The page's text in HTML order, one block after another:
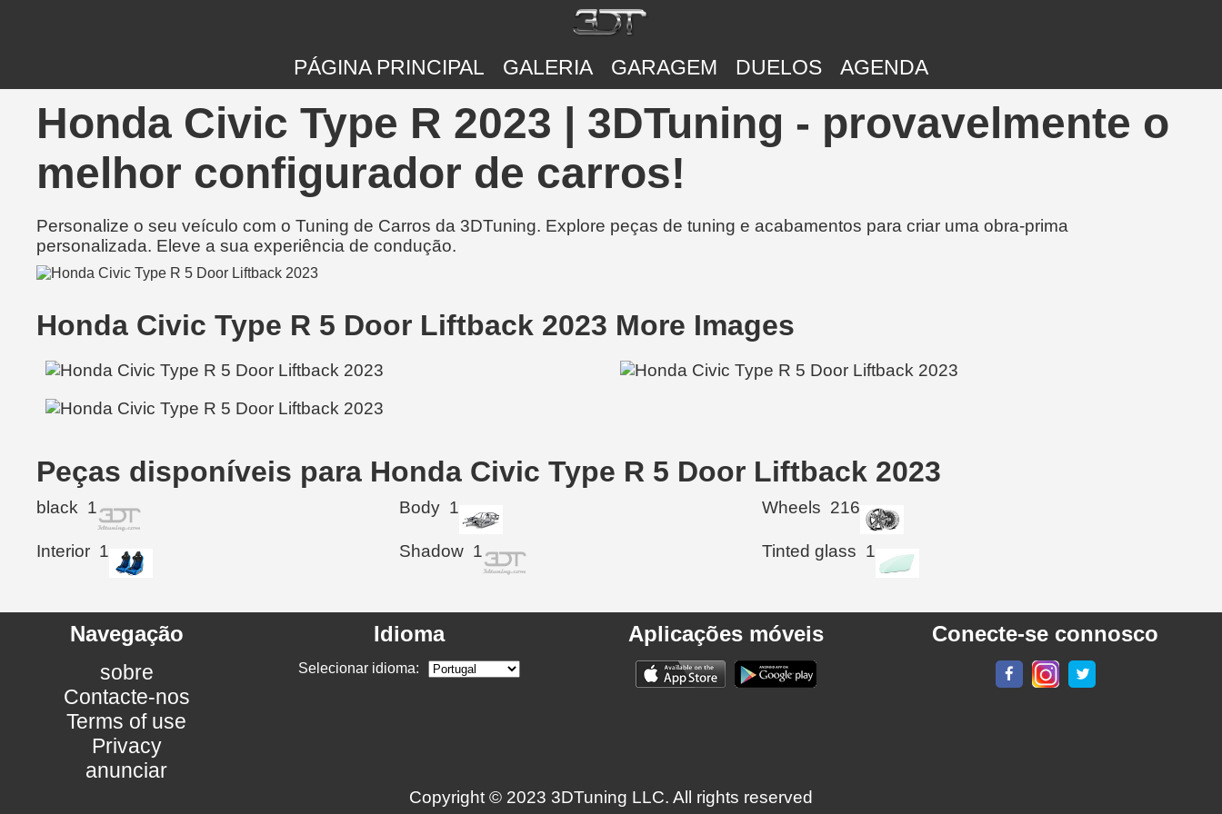
PÁGINA PRINCIPAL GALERIA GARAGEM DUELOS AGENDA
Honda Civic Type R 2023 | 3DTuning - provavelmente o
melhor configurador de carros!
Personalize o seu veículo com o Tuning de Carros da 3DTuning. Explore peças de tuning e acabamentos para criar uma obra-prima
personalizada. Eleve a sua experiência de condução.
Honda Civic Type R 5 Door Liftback 2023 More Images
Peças disponíveis para Honda Civic Type R 5 Door Liftback 2023
black 1 Body 1 Wheels 216
Interior 1 Shadow 1 Tinted glass 1
Navegação
sobre
Contacte-nos
Terms of use
Privacy
anunciar
Idioma
Selecionar idioma:
Aplicações móveis Conecte-se connosco
Copyright © 2023 3DTuning LLC. All rights reserved